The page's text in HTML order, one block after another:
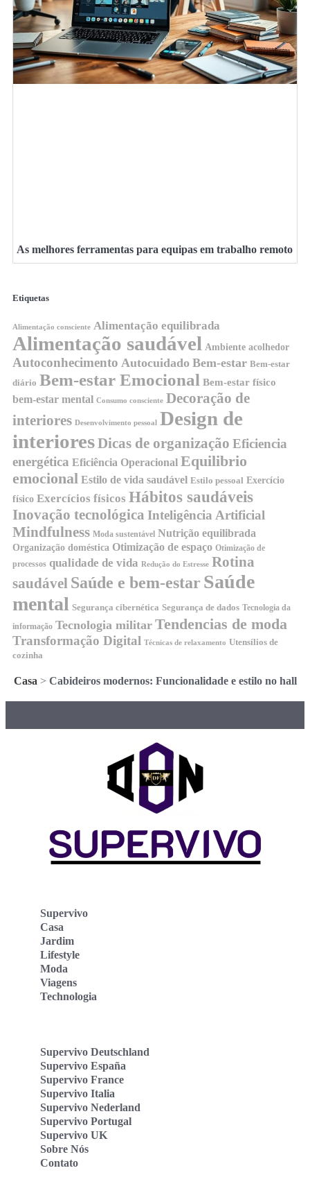
As melhores ferramentas para equipas em trabalho remoto
Etiquetas
Alimentação consciente Alimentação equilibrada
Alimentação saudável Ambiente acolhedor
Autoconhecimento Autocuidado Bem-estar Bem-estar
diário Bem-estar Emocional Bem-estar físico
bem-estar mental Consumo consciente Decoração de
interiores Desenvolvimento pessoal
Design de
interioresDicas de organização Eficiencia
energética Eficiência Operacional Equilibrio
emocional Estilo de vida saudável Estilo pessoal Exercício
físico Exercícios físicos Hábitos saudáveis
Inovação tecnológica Inteligência Artificial
Mindfulness Moda sustentável Nutrição equilibrada
Organização doméstica Otimização de espaço Otimização de
processos qualidade de vida Redução do Estresse Rotina
saudável Saúde e bem-estar Saúde
mental Segurança cibernética Segurança de dados Tecnologia da
informação Tecnologia militar Tendencias de moda
Transformação Digital Técnicas de relaxamento Utensílios de
cozinha
Casa> Cabideiros modernos: Funcionalidade e estilo no hall
Supervivo
Casa
Jardim
Lifestyle
Moda
Viagens
Technologia
Supervivo Deutschland
Supervivo España
Supervivo France
Supervivo Italia
Supervivo Nederland
Supervivo Portugal
Supervivo UK
Sobre Nós
Contato